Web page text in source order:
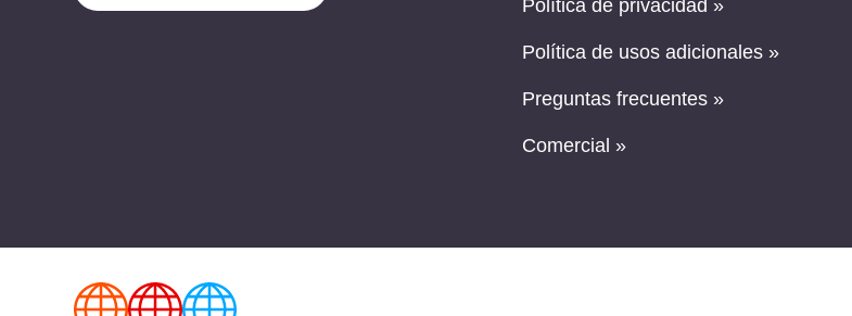
Política de privacidad »
Política de usos adicionales »
Preguntas frecuentes »
Comercial »